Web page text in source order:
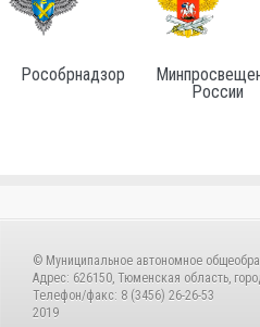
Рособрнадзор
России
© Муниципальное автономное
Адрес: 626150, Тюменская область,
Телефон/факс: 8 (3456) 26-26-53
2019